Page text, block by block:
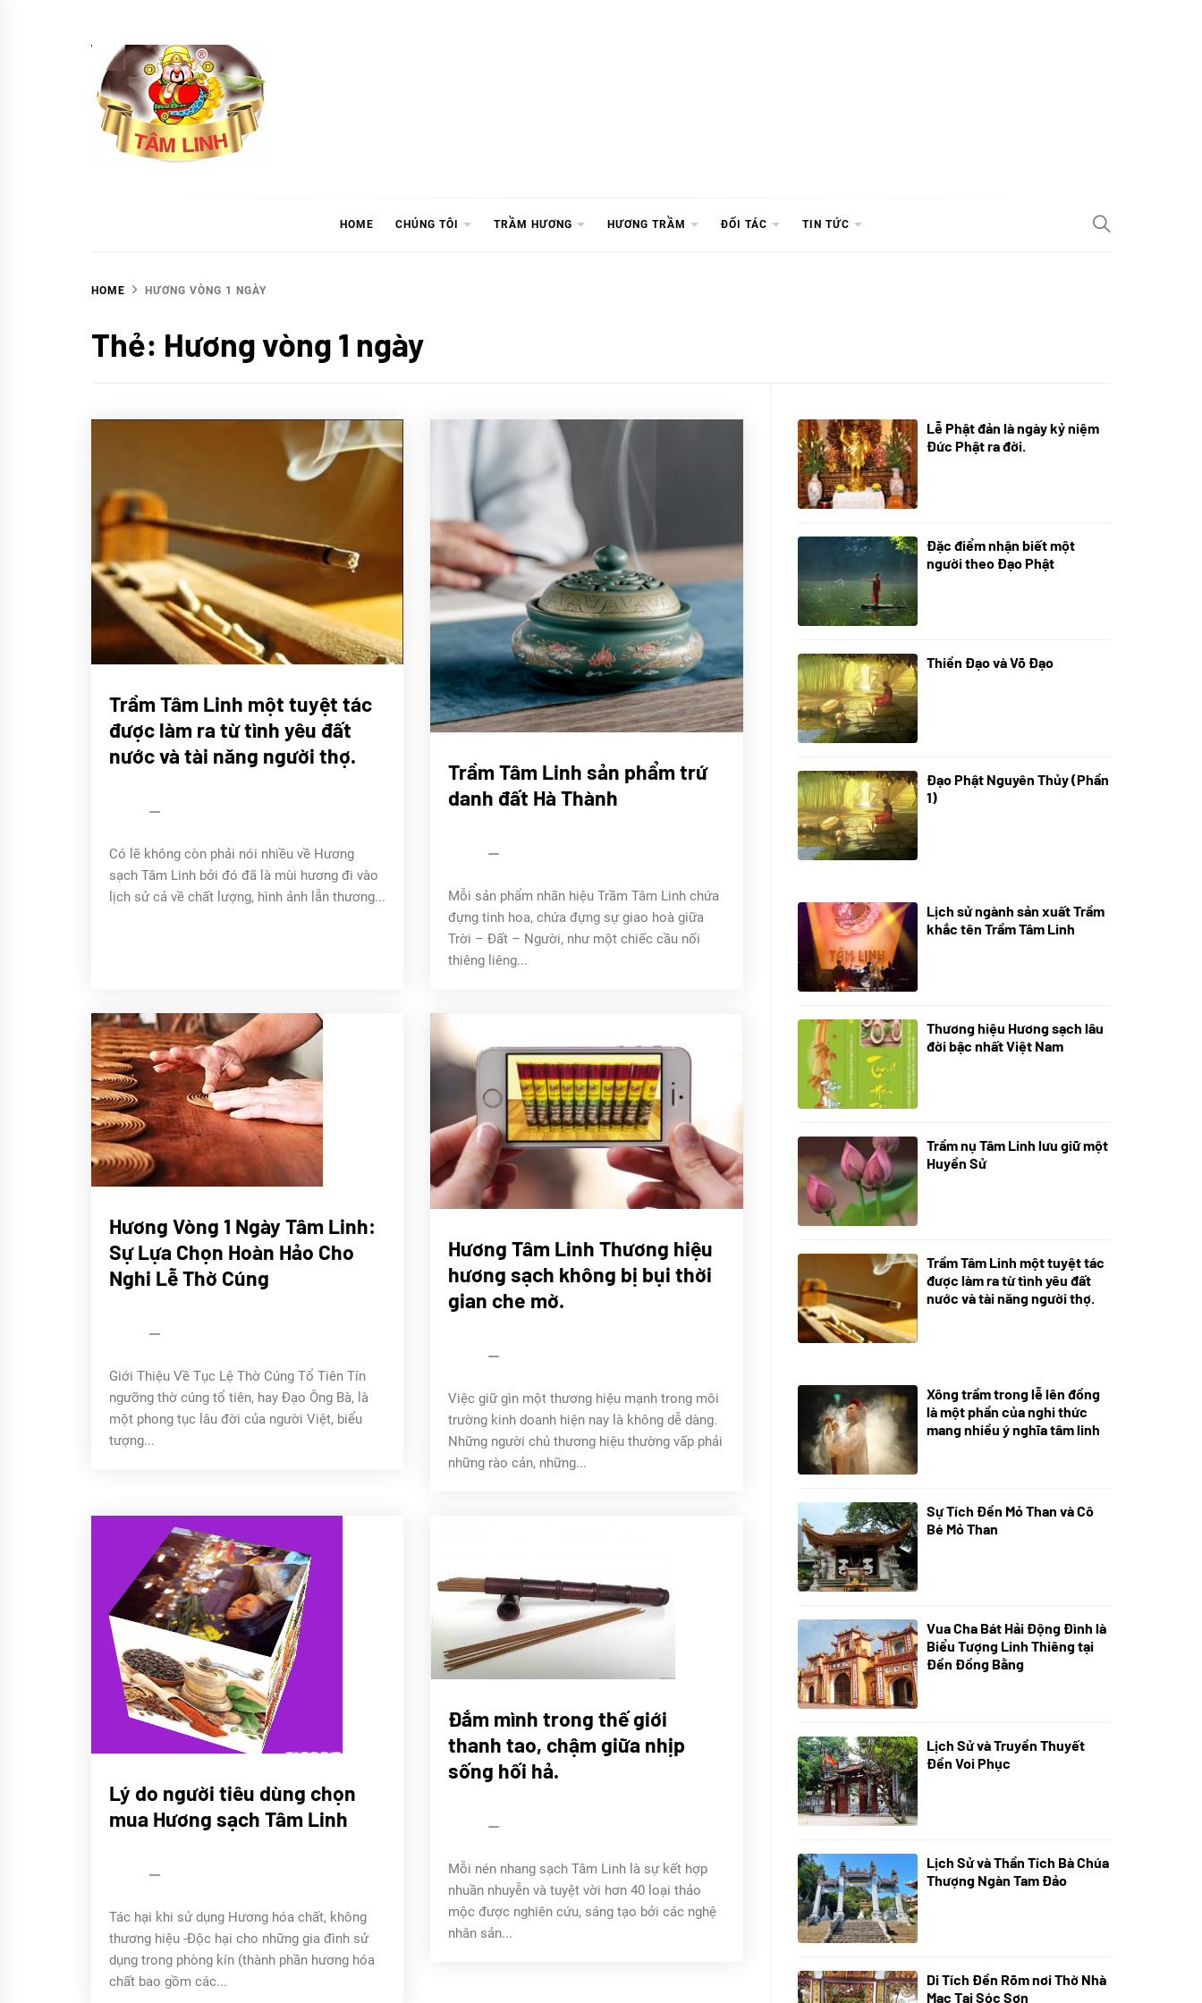
HOME CHÚNG TÔI TRẦM HƯƠNG HƯƠNG TRẦM ĐỐI TÁC TIN TỨC
HOME HƯƠNG VÒNG 1 NGÀY
Thẻ: Hương vòng 1 ngày
CHÚNG
TÔI
Sử
Trầm
Tâm
Trầm Tâm Linh một tuyệt tác
được làm ra từ tình yêu đất
nước và tài năng người thợ.
Có lẽ không còn phải nói nhiều về Hương
sạch Tâm Linh bởi đó đã là mùi hương đi vào
lịch sử cả về chất lượng, hình ảnh lẫn thương...
CHÚNG
TÔI
Sử
Trầm Tâm Linh sản phẩm trứ
danh đất Hà Thành
Mỗi sản phẩm nhãn hiệu Trầm Tâm Linh chứa
đựng tinh hoa, chứa đựng sự giao hoà giữa
Trời – Đất – Người, như một chiếc cầu nối
thiêng liêng...
TÔI
HƯƠNG
TRẦM
Hương Vòng 1 Ngày Tâm Linh:
Sự Lựa Chọn Hoàn Hảo Cho
Nghi Lễ Thờ Cúng
Giới Thiệu Về Tục Lệ Thờ Cúng Tổ Tiên Tín
ngưỡng thờ cúng tổ tiên, hay Đạo Ông Bà, là
một phong tục lâu đời của người Việt, biểu
tượng...
TÔI
Sử
Trầm
Tâm
Hương Tâm Linh Thương hiệu
hương sạch không bị bụi thời
gian che mờ.
Việc giữ gìn một thương hiệu mạnh trong môi
trường kinh doanh hiện nay là không dễ dàng.
Những người chủ thương hiệu thường vấp phải
những rào cản, những...
TÔI
Sử
Lý do người tiêu dùng chọn
mua Hương sạch Tâm Linh
Tác hại khi sử dụng Hương hóa chất, không
thương hiệu -Độc hại cho những gia đình sử
dụng trong phòng kín (thành phần hương hóa
chất bao gồm các...
CHÚNG
TÔI
Sử
Trầm
Tâm
Đắm mình trong thế giới
thanh tao, chậm giữa nhịp
sống hối hả.
Mỗi nén nhang sạch Tâm Linh là sự kết hợp
nhuần nhuyễn và tuyệt vời hơn 40 loại thảo
mộc được nghiên cứu, sáng tạo bởi các nghệ
nhân sản...
05/06/2024
Lễ Phật đản là ngày kỷ niệm
Đức Phật ra đời.
01/06/2024
Đặc điểm nhận biết một
người theo Đạo Phật
30/11/2022
Thiền Đạo và Võ Đạo
08/06/2022
Đạo Phật Nguyên Thủy (Phần
1)
21/10/2025
Lịch sử ngành sản xuất Trầm
khắc tên Trầm Tâm Linh
18/10/2025
Thương hiệu Hương sạch lâu
đời bậc nhất Việt Nam
05/10/2025
Trầm nụ Tâm Linh lưu giữ một
Huyền Sử
09/06/2024
Trầm Tâm Linh một tuyệt tác
được làm ra từ tình yêu đất
nước và tài năng người thợ.
21/07/2024
Xông trầm trong lễ lên đồng
là một phần của nghi thức
mang nhiều ý nghĩa tâm linh
08/07/2024
Sự Tích Đền Mỏ Than và Cô
Bé Mỏ Than
08/07/2024
Vua Cha Bát Hải Động Đình là
Biểu Tượng Linh Thiêng tại
Đền Đồng Bằng
07/07/2024
Lịch Sử và Truyền Thuyết
Đền Voi Phục
05/07/2024
Lịch Sử và Thần Tích Bà Chúa
Thượng Ngàn Tam Đảo
05/07/2024
Di Tích Đền Rõm nơi Thờ Nhà
Mạc Tại Sóc Sơn